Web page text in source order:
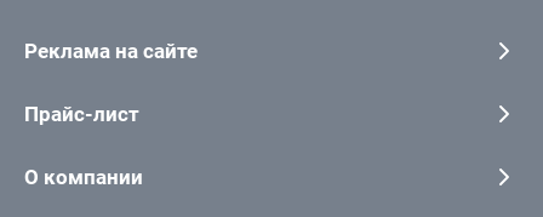
Реклама на сайте
Прайс-лист
О компании